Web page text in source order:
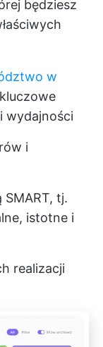
będziesz
w
wydajności
i
SMART, tj.
istotne i
realizacji